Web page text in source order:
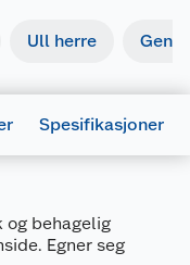
Ull herre
Spesifikasjoner
og behagelig
Egner seg
8032067625126